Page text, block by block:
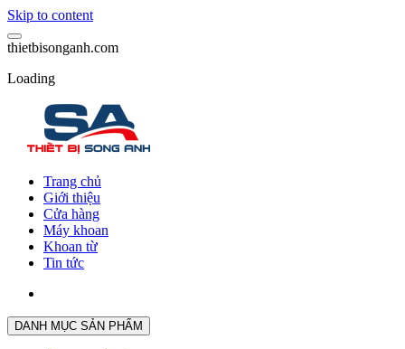
Skip to content
thietbisonganh.com
Loading
Trang chủ
Giới thiệu
Cửa hàng
Máy khoan
Khoan từ
Tin tức
DANH MỤC SẢN PHẨM